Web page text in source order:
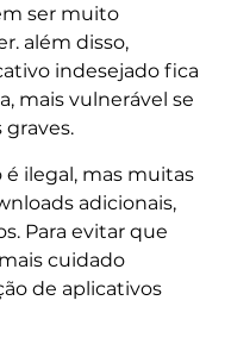
ser muito
além disso,
indesejado fica
mais vulnerável se
graves.
ilegal, mas muitas
adicionais,
Para evitar que
cuidado
de aplicativos